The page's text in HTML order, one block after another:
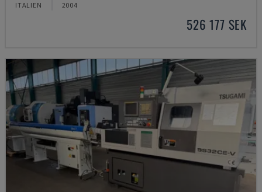
ITALIEN 2004
526 177 SEK